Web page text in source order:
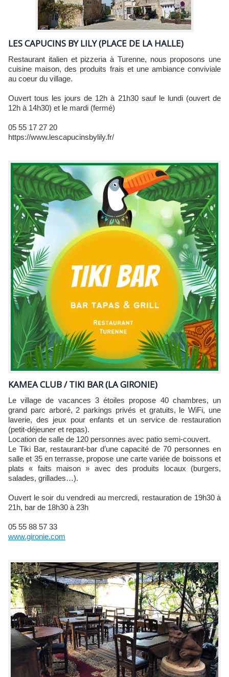
LES CAPUCINS BY LILY (PLACE DE LA HALLE)
Restaurant italien et pizzeria à Turenne, nous proposons une
cuisine maison, des produits frais et une ambiance conviviale
au coeur du village.
Ouvert tous les jours de 12h à 21h30 sauf le lundi (ouvert de
12h à 14h30) et le mardi (fermé)
05 55 17 27 20
https://www.lescapucinsbylily.fr/
KAMEA CLUB / TIKI BAR (LA GIRONIE)
Le village de vacances 3 étoiles propose 40 chambres, un
grand parc arboré, 2 parkings privés et gratuits, le WiFi, une
laverie, des jeux pour enfants et un service de restauration
(petit-déjeuner et repas).
Location de salle de 120 personnes avec patio semi-couvert.
Le Tiki Bar, restaurant-bar d’une capacité de 70 personnes en
salle et 35 en terrasse, propose une carte variée de boissons et
plats « faits maison » avec des produits locaux (burgers,
salades, grillades…).
Ouvert le soir du vendredi au mercredi, restauration de 19h30 à
21h, bar de 18h30 à 23h
05 55 88 57 33
www.gironie.com